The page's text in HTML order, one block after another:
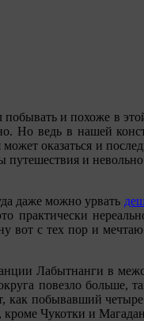
и похоже в
Но ведь в нашей
оказаться и
и
даже можно урвать
вот с тех пор и
Лабытнанги в
повезло больше,
побывавший
кроме Чукотки и